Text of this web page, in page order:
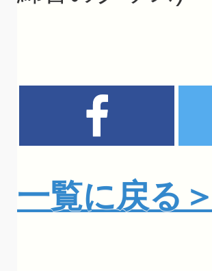
一覧に戻る＞